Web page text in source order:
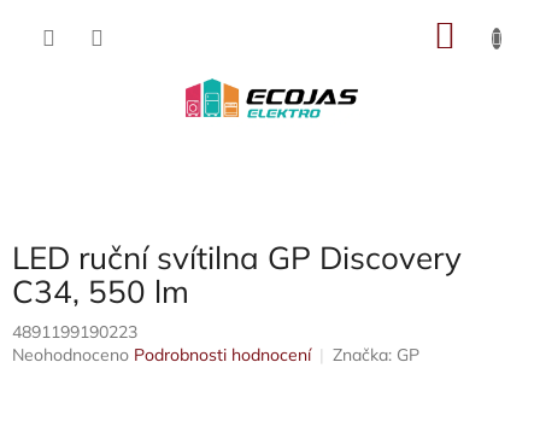
LED ruční svítilna GP Discovery
C34, 550 lm
4891199190223
Průměrné
Neohodnoceno Podrobnosti hodnocení Značka: GP